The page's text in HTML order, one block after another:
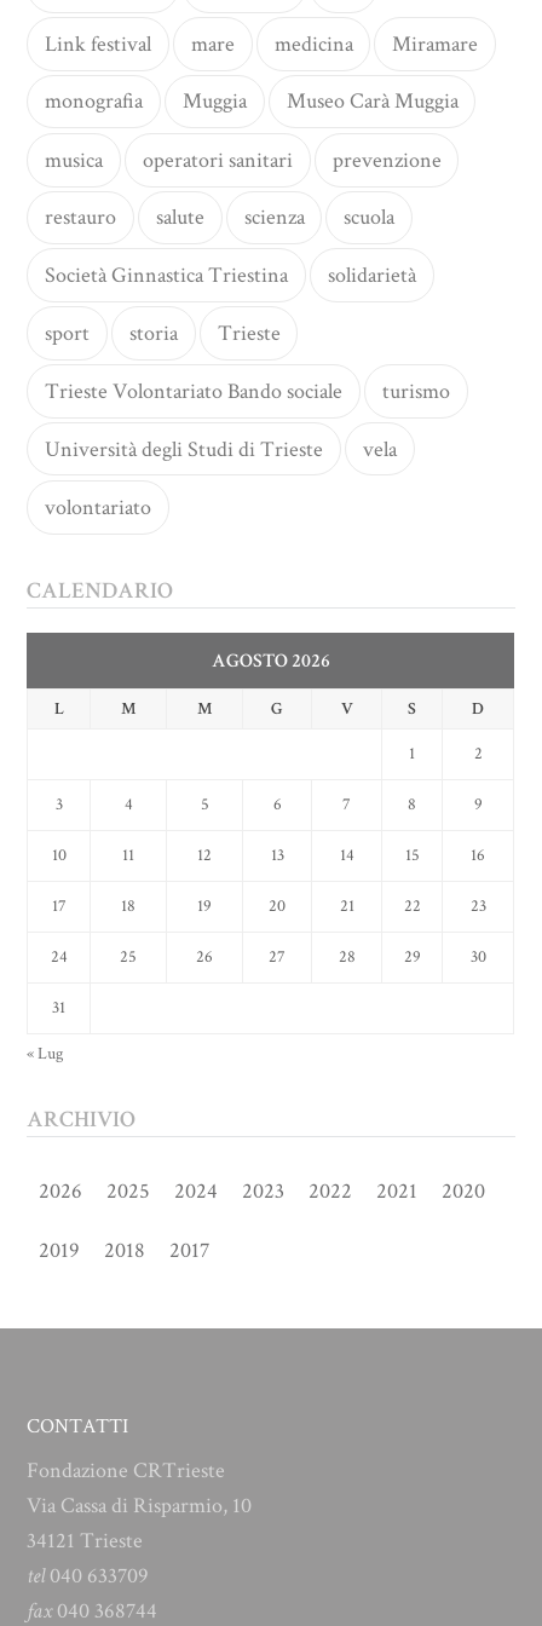
Link festival mare medicina Miramare
monografia Muggia Museo Carà Muggia
musica operatori sanitari prevenzione
restauro salute scienza scuola
Società Ginnastica Triestina solidarietà
sport storia Trieste
Trieste Volontariato Bando sociale turismo
Università degli Studi di Trieste vela
volontariato
CALENDARIO
AGOSTO 2026
L M M G V S D
1 2
3 4 5 6 7 8 9
10 11 12 13 14 15 16
17 18 19 20 21 22 23
24 25 26 27 28 29 30
31
« Lug
ARCHIVIO
2026 2025 2024 2023 2022 2021 2020
2019 2018 2017
CONTATTI
Fondazione CRTrieste
Via Cassa di Risparmio, 10
34121 Trieste
tel040 633709
fax040 368744